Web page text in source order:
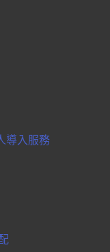
導入服務